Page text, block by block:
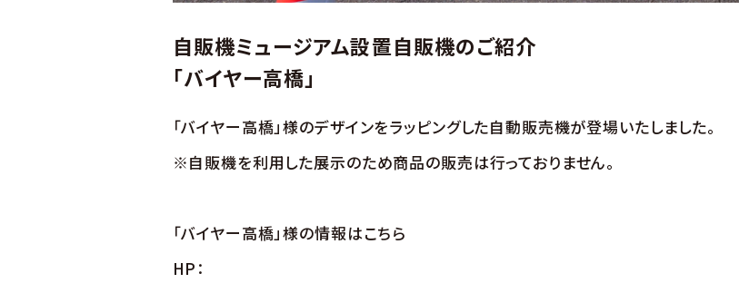
自販機ミュージアム設置自販機のご紹介
「バイヤー高橋」
「バイヤー高橋」様のデザインをラッピングした自動販売機が登場いたしました。
※自販機を利用した展示のため商品の販売は行っておりません。
「バイヤー高橋」様の情報はこちら
HP：